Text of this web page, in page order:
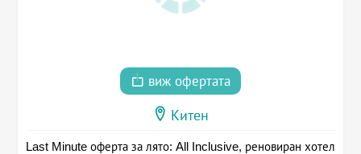
виж офертата
Китен
Last Minute оферта за лято: All Inclusive, реновиран хотел